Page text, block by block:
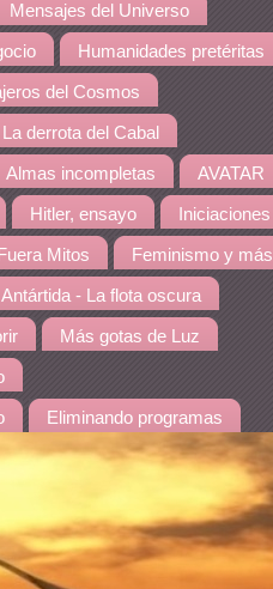
Mensajes del Universo
Humanidades pretéritas
del Cosmos
La derrota del Cabal
Almas incompletas AVATAR
Hitler, ensayo Iniciaciones
Fuera Mitos Feminismo y más
Antártida - La flota oscura
Más gotas de Luz
Eliminando programas